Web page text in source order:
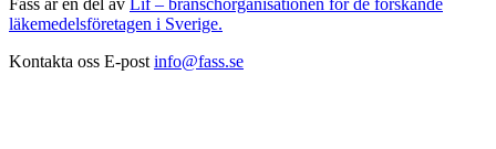
läkemedelsföretagen i Sverige.
Kontakta oss E-post info@fass.se